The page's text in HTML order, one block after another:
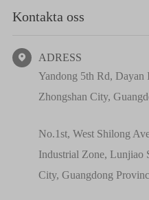
Kontakta oss

ADRESS
Yandong 5th Rd, Dayan
Zhongshan City,
No.1st, West Shilong
Industrial Zone, Lunjiao
City, Guangdong